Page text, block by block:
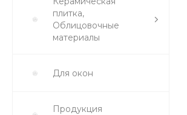
плитка,
Облицовочные
материалы
Для окон
Продукция